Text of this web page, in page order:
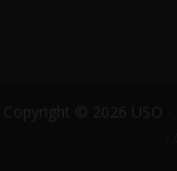
Copyright © 2026 USO ·